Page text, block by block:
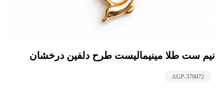
نیم ست طلا مینیمالیست طرح دلفین درخشان
AGP-376072